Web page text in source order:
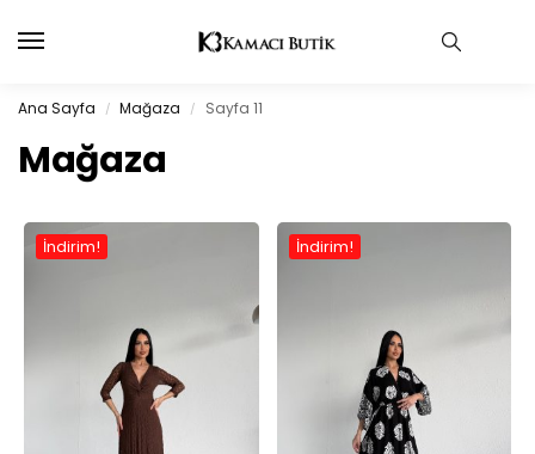
Ana Sayfa / Mağaza / Sayfa 11
Mağaza
İndirim! İndirim!